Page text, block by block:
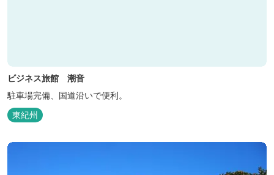
ビジネス旅館 潮音
駐車場完備、国道沿いで便利。
東紀州